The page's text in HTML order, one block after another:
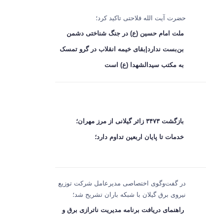
حضرت آیت الله فلاحتی تاکید کرد؛
ملت امام حسین (ع) در جنگ شناختی دشمن
بن‌بست ندارد|بقای خیمه انقلاب در گرو تمسک
به مکتب سیدالشهدا (ع) است
بازگشت ۳۴۷۳ زائر گیلانی از مرز مهران؛
خدمات تا پایان اربعین تداوم دارد؛
در گفت‌وگوی اختصاصی مدیرعامل شرکت توزیع
نیروی برق گیلان با شبکه باران تشریح شد؛
راهنمای دریافت برنامه مدیریت ناترازی برق و